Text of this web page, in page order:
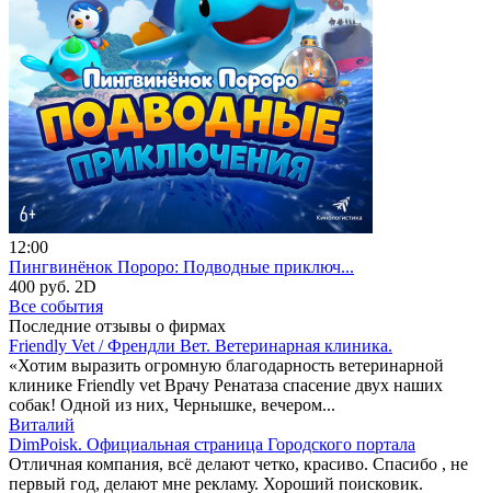
12:00
Пингвинёнок Пороро: Подводные приключ...
400 руб. 2D
Все события
Последние отзывы о фирмах
Friendly Vet / Френдли Вет. Ветеринарная клиника.
«Хотим выразить огромную благодарность ветеринарной
клинике Friendly vet Врачу Ренатаза спасение двух наших
собак! Одной из них, Чернышке, вечером...
Виталий
DimPoisk. Официальная страница Городского портала
Отличная компания, всё делают четко, красиво. Спасибо , не
первый год, делают мне рекламу. Хороший поисковик.